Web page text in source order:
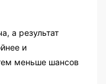
а результат
и
меньше шансов